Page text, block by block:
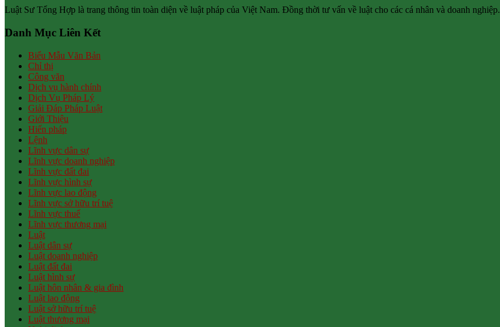
Luật Sư Tổng Hợp là trang thông tin toàn diện về luật pháp của Việt Nam. Đồng thời tư vấn về luật cho các cá nhân và doanh nghiệp.
Danh Mục Liên Kết
Biểu Mẫu Văn Bản
Chỉ thị
Công văn
Dịch vụ hành chính
Dịch Vụ Pháp Lý
Giải Đáp Pháp Luật
Giới Thiệu
Hiến pháp
Lệnh
Lĩnh vực dân sự
Lĩnh vực doanh nghiệp
Lĩnh vực đất đai
Lĩnh vực hình sự
Lĩnh vực lao động
Lĩnh vực sở hữu trí tuệ
Lĩnh vực thuế
Lĩnh vực thương mại
Luật
Luật dân sự
Luật doanh nghiệp
Luật đất đai
Luật hình sự
Luật hôn nhân & gia đình
Luật lao động
Luật sở hữu trí tuệ
Luật thương mại